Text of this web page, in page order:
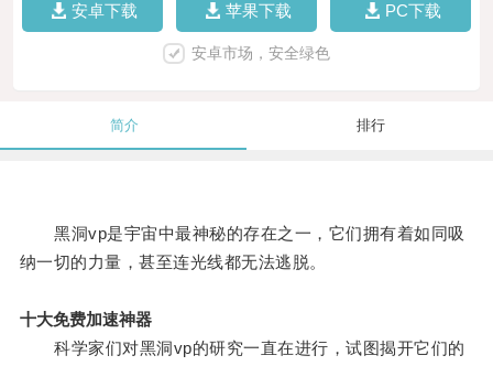
安卓下载 苹果下载 PC下载
安卓市场，安全绿色
简介 排行
黑洞vp是宇宙中最神秘的存在之一，它们拥有着如同吸
纳一切的力量，甚至连光线都无法逃脱。
十大免费加速神器
科学家们对黑洞vp的研究一直在进行，试图揭开它们的